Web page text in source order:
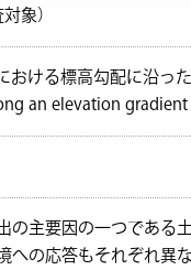
象）
おける標高勾配に沿っ
an elevation
の主要因の一つである
への応答もそれぞれ異